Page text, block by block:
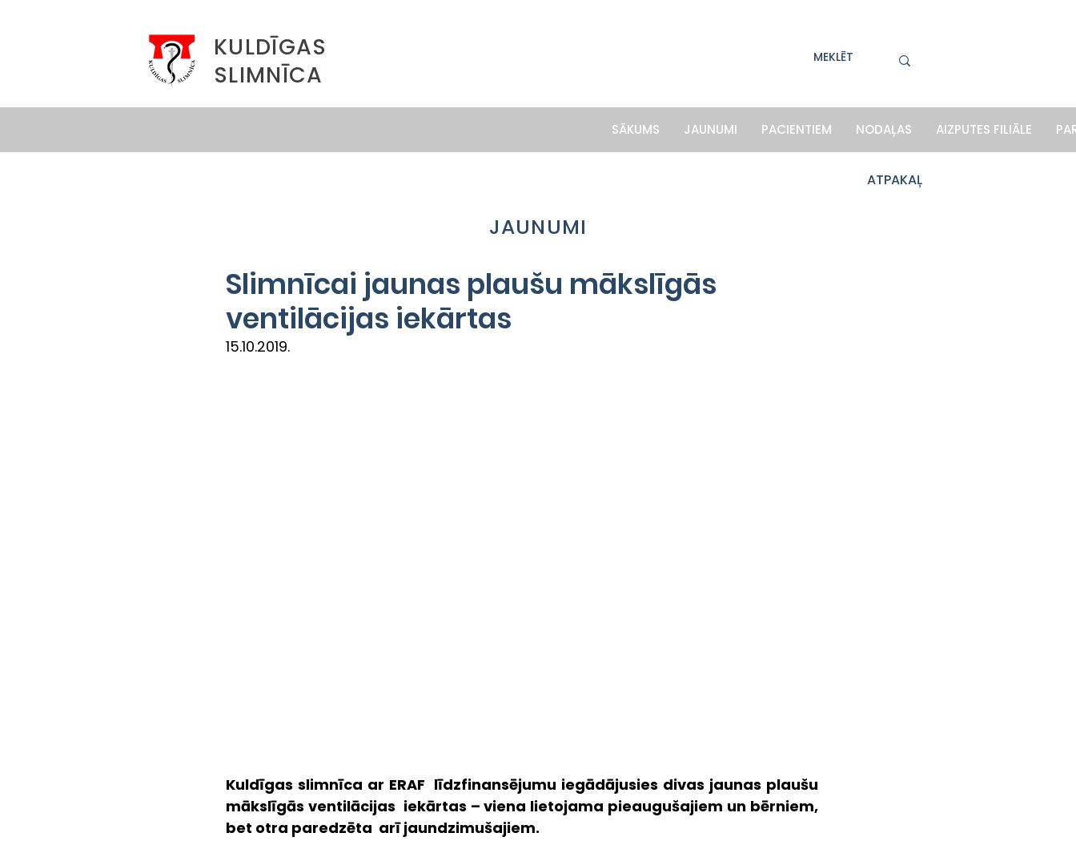
KULDĪGAS
SLIMNĪCA
SĀKUMS JAUNUMI PACIENTIEM NODAĻAS AIZPUTES FILIĀLE
ATPAKAĻ
JAUNUMI
Slimnīcai jaunas plaušu mākslīgās
ventilācijas iekārtas
15.10.2019.
Kuldīgas slimnīca ar ERAF  līdzfinansējumu iegādājusies divas jaunas plaušu
mākslīgās ventilācijas  iekārtas – viena lietojama pieaugušajiem un bērniem,
bet otra paredzēta  arī jaundzimušajiem.